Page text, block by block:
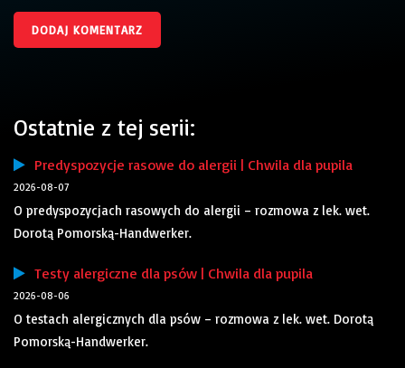
Ostatnie z tej serii:
Predyspozycje rasowe do alergii | Chwila dla pupila
2026-08-07
O predyspozycjach rasowych do alergii – rozmowa z lek. wet.
Dorotą Pomorską-Handwerker.
Testy alergiczne dla psów | Chwila dla pupila
2026-08-06
O testach alergicznych dla psów – rozmowa z lek. wet. Dorotą
Pomorską-Handwerker.